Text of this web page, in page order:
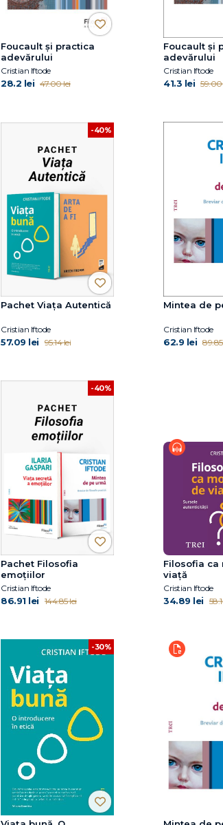
Foucault și practica
adevărului
Cristian Iftode
28.2 lei 47.00 lei
Foucault și
adevărului
Cristian Iftode
41.3 lei 59.00
-40%
Pachet Viața Autentică
Cristian Iftode
57.09 lei 95.14 lei
Mintea de
Cristian Iftode
62.9 lei
-40%
Pachet Filosofia
emoțiilor
Cristian Iftode
86.91 lei 144.85 lei
Filosofia ca
viață
Cristian Iftode
34.89 lei
-30%